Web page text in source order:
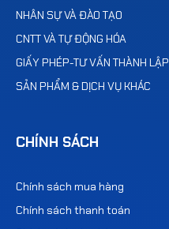
NHÂN SỰ VÀ ĐÀO TẠO
CNTT VÀ TỰ ĐỘNG HÓA
GIẤY PHÉP-TƯ VẤN THÀNH LẬP
SẢN PHẨM & DỊCH VỤ KHÁC
CHÍNH SÁCH
Chính sách mua hàng
Chính sách thanh toán